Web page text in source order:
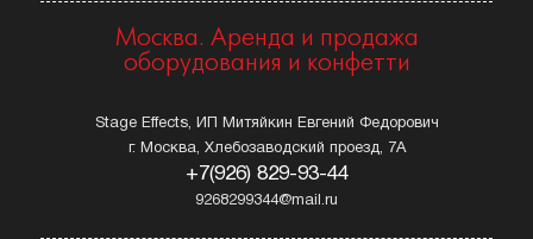
Москва. Аренда и продажа
оборудования и конфетти
Stage Effects, ИП Митяйкин Евгений Федорович
г. Москва, Хлебозаводский проезд, 7А
+7(926) 829-93-44
9268299344@mail.ru